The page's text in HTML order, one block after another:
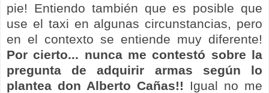
pie! Entiendo también que es posible que
use el taxi en algunas circunstancias, pero
en el contexto se entiende muy diferente!
Por cierto... nunca me contestó sobre la
pregunta de adquirir armas según lo
plantea don Alberto Cañas!! Igual no me